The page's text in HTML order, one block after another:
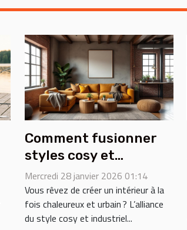
Comment fusionner
styles cosy et
industriel dans votre
espace ?
Mercredi 28 janvier 2026 01:14
Vous rêvez de créer un intérieur à la
fois chaleureux et urbain ? L’alliance
du style cosy et industriel...